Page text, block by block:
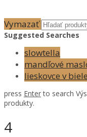
Vymazať
Suggested Searches
slowtella
mandľové
lieskovce v
press Enterto search
produkty.
4